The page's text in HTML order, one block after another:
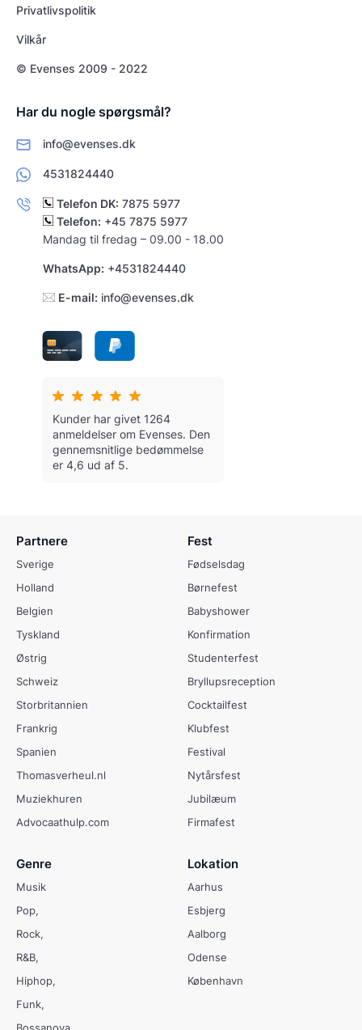
Privatlivspolitik
Vilkår
© Evenses 2009 - 2022
Har du nogle spørgsmål?
info@evenses.dk
4531824440
Telefon DK: 7875 5977
Telefon: +45 7875 5977
Mandag til fredag – 09.00 - 18.00
WhatsApp: +4531824440
E-mail: info@evenses.dk
Kunder har givet 1264
anmeldelser om Evenses. Den
gennemsnitlige bedømmelse
er 4,6 ud af 5.
Partnere
Sverige
Holland
Belgien
Tyskland
Østrig
Schweiz
Storbritannien
Frankrig
Spanien
Thomasverheul.nl
Muziekhuren
Advocaathulp.com
Fest
Fødselsdag
Børnefest
Babyshower
Konfirmation
Studenterfest
Bryllupsreception
Cocktailfest
Klubfest
Festival
Nytårsfest
Jubilæum
Firmafest
Genre
Musik
Pop
Rock
R&B
Hiphop
Funk
Lokation
Aarhus
Esbjerg
Aalborg
Odense
København